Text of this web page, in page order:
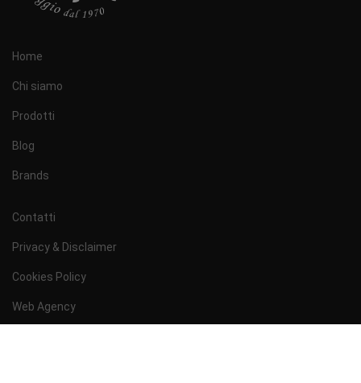
Home
Chi siamo
Prodotti
Blog
Brands
Contatti
Privacy & Disclaimer
Cookies Policy
Web Agency